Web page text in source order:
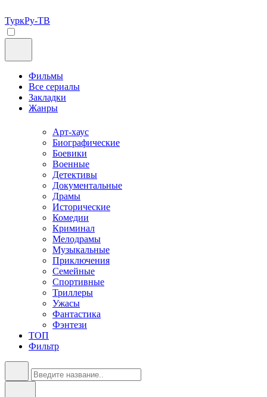
ТуркРу-ТВ
Фильмы
Все сериалы
Закладки
Жанры
Арт-хаус
Биографические
Боевики
Военные
Детективы
Документальные
Драмы
Исторические
Комедии
Криминал
Мелодрамы
Музыкальные
Приключения
Семейные
Спортивные
Триллеры
Ужасы
Фантастика
Фэнтези
ТОП
Фильтр